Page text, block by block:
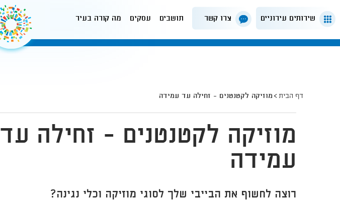
שירותים עירוניים צרו קשר תושבים עסקים מה קורה בעיר
דף הבית מוזיקה לקטנטנים - זחילה עד עמידה
מוזיקה לקטנטנים - זחילה עד
עמידה
רוצה לחשוף את הבייבי שלך לסוגי מוזיקה וכלי נגינה?